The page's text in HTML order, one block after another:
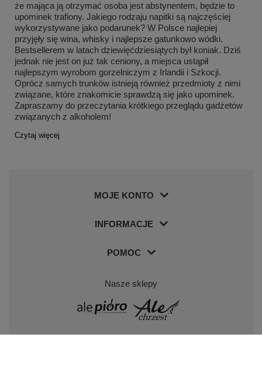
że mająca ją otrzymać osoba jest abstynentem, będzie to
upominek trafiony. Jakiego rodzaju napitki są najczęściej
wykorzystywane jako podarunek? W Polsce najlepiej
przyjęły się wina, whisky i najlepsze gatunkowo wódki.
Bestsellerem w latach dziewięćdziesiątych był koniak. Dziś
jednak nie jest on już tak ceniony, a miejsca ustąpił
najlepszym wyrobom gorzelniczym z Irlandii i Szkocji.
Oprócz samych trunków istnieją również przedmioty z nimi
związane, które znakomicie sprawdzą się jako upominek.
Zapraszamy do przeczytania krótkiego przeglądu gadżetów
związanych z alkoholem!
Czytaj więcej
MOJE KONTO
INFORMACJE
POMOC
Nasze sklepy